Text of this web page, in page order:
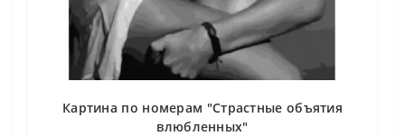
Картина по номерам "Страстные объятия
влюбленных"